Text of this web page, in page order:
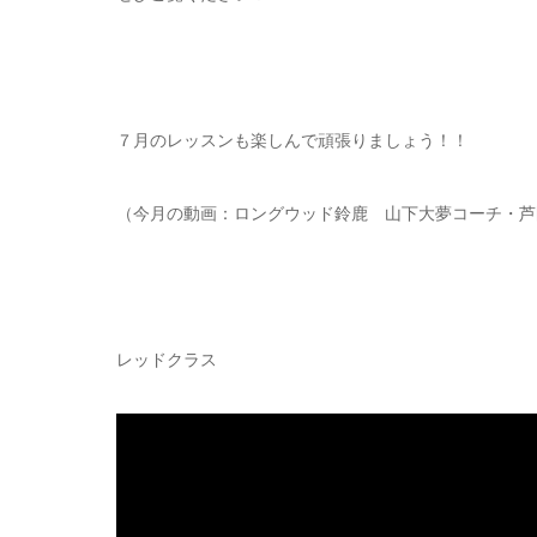
７月のレッスンも楽しんで頑張りましょう！！
（今月の動画：ロングウッド鈴鹿 山下大夢コーチ・芦
レッドクラス